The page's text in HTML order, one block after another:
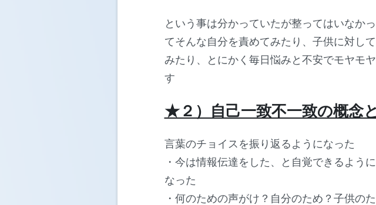
という事は分かっていたが整ってはいなか
てそんな自分を責めてみたり、子供に対し
みたり、とにかく毎日悩みと不安でモヤモ
す
★２）自己一致不一致の概念
言葉のチョイスを振り返るようになった
・今は情報伝達をした、と自覚できるよう
なった
・何のための声がけ？自分のため？子供の